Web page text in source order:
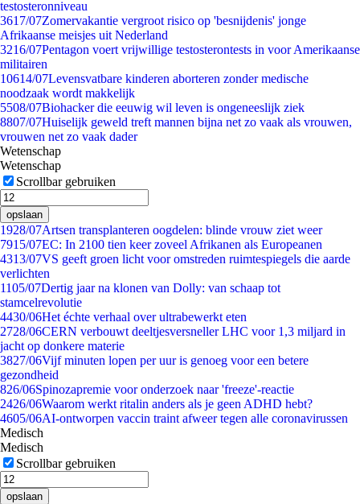
testosteronniveau
3617/07Zomervakantie vergroot risico op 'besnijdenis' jonge
Afrikaanse meisjes uit Nederland
3216/07Pentagon voert vrijwillige testosterontests in voor Amerikaanse
militairen
10614/07Levensvatbare kinderen aborteren zonder medische
noodzaak wordt makkelijk
5508/07Biohacker die eeuwig wil leven is ongeneeslijk ziek
8807/07Huiselijk geweld treft mannen bijna net zo vaak als vrouwen,
vrouwen net zo vaak dader
Wetenschap
Wetenschap
Scrollbar gebruiken
opslaan
1928/07Artsen transplanteren oogdelen: blinde vrouw ziet weer
7915/07EC: In 2100 tien keer zoveel Afrikanen als Europeanen
4313/07VS geeft groen licht voor omstreden ruimtespiegels die aarde
verlichten
1105/07Dertig jaar na klonen van Dolly: van schaap tot
stamcelrevolutie
4430/06Het échte verhaal over ultrabewerkt eten
2728/06CERN verbouwt deeltjesversneller LHC voor 1,3 miljard in
jacht op donkere materie
3827/06Vijf minuten lopen per uur is genoeg voor een betere
gezondheid
826/06Spinozapremie voor onderzoek naar 'freeze'-reactie
2426/06Waarom werkt ritalin anders als je geen ADHD hebt?
4605/06AI-ontworpen vaccin traint afweer tegen alle coronavirussen
Medisch
Medisch
Scrollbar gebruiken
opslaan